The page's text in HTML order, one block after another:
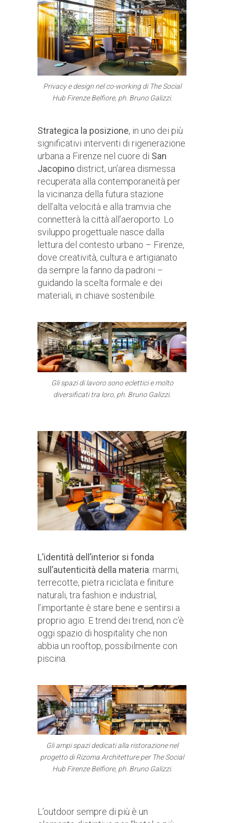
Privacy e design nel co-working di The Social
Hub Firenze Belfiore, ph. Bruno Galizzi.
Strategica la posizione, in uno dei più
significativi interventi di rigenerazione
urbana a Firenze nel cuore di San
Jacopino district, un’area dismessa
recuperata alla contemporaneità per
la vicinanza della futura stazione
dell’alta velocità e alla tramvia che
connetterà la città all’aeroporto. Lo
sviluppo progettuale nasce dalla
lettura del contesto urbano – Firenze,
dove creatività, cultura e artigianato
da sempre la fanno da padroni –
guidando la scelta formale e dei
materiali, in chiave sostenibile.
Gli spazi di lavoro sono eclettici e molto
diversificati tra loro, ph. Bruno Galizzi.
L’identità dell’interior si fonda
sull’autenticità della materia: marmi,
terrecotte, pietra riciclata e finiture
naturali, tra fashion e industrial,
l’importante è stare bene e sentirsi a
proprio agio. E trend dei trend, non c’è
oggi spazio di hospitality che non
abbia un rooftop, possibilmente con
piscina.
Gli ampi spazi dedicati alla ristorazione nel
progetto di Rizoma Architetture per The Social
Hub Firenze Belfiore, ph. Bruno Galizzi.
L’outdoor sempre di più è un